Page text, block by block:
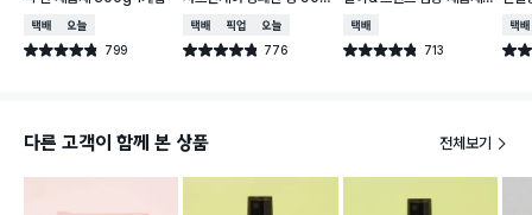
택배배송오늘배송
별점 4.8점 799
건 작성
ml
택배배송매장픽업오늘배송
별점 4.8점 776
건 작성
60 g 4개입
택배배송
별점 4.8점 713
건 작성
g
택배
별점
다른 고객이 함께 본 상품 전체보기